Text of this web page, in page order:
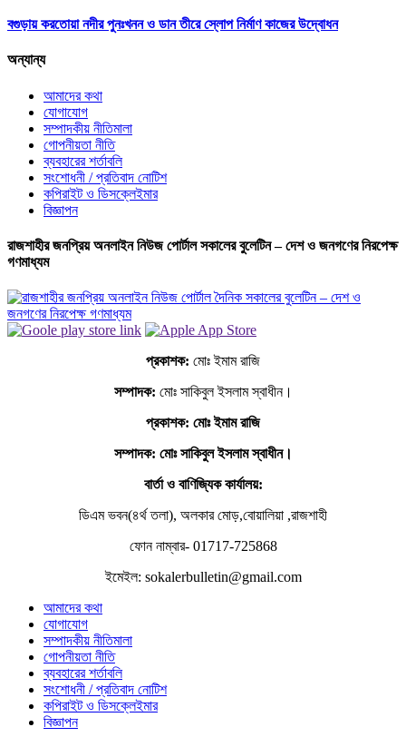
বগুড়ায় করতোয়া নদীর পুনঃখনন ও ডান তীরে স্লোপ নির্মাণ কাজের উদ্বোধন
অন্যান্য
আমাদের কথা
যোগাযোগ
সম্পাদকীয় নীতিমালা
গোপনীয়তা নীতি
ব্যবহারের শর্তাবলি
সংশোধনী / প্রতিবাদ নোটিশ
কপিরাইট ও ডিসক্লেইমার
বিজ্ঞাপন
রাজশাহীর জনপ্রিয় অনলাইন নিউজ পোর্টাল সকালের বুলেটিন – দেশ ও জনগণের নিরপেক্ষ
গণমাধ্যম
প্রকাশক: মোঃ ইমাম রাজি
সম্পাদক: মোঃ সাকিবুল ইসলাম স্বাধীন।
প্রকাশক: মোঃ ইমাম রাজি
সম্পাদক: মোঃ সাকিবুল ইসলাম স্বাধীন।
বার্তা ও বাণিজ্যিক কার্যালয়:
ডিএম ভবন(৪র্থ তলা), অলকার মোড়,বোয়ালিয়া ,রাজশাহী
ফোন নাম্বার- 01717-725868
ইমেইল: sokalerbulletin@gmail.com
আমাদের কথা
যোগাযোগ
সম্পাদকীয় নীতিমালা
গোপনীয়তা নীতি
ব্যবহারের শর্তাবলি
সংশোধনী / প্রতিবাদ নোটিশ
কপিরাইট ও ডিসক্লেইমার
বিজ্ঞাপন